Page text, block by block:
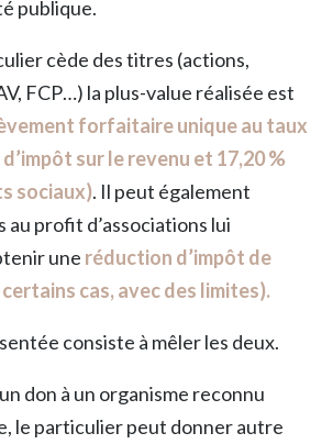
publique.
cède des titres (actions,
FCP…) la plus-value réalisée est
forfaitaire unique au taux
d’impôt sur le revenu et 17,20 %
sociaux). Il peut également
au profit d’associations lui
une réduction d’impôt de
cas, avec des limites).
consiste à mêler les deux.
don à un organisme reconnu
le particulier peut donner autre